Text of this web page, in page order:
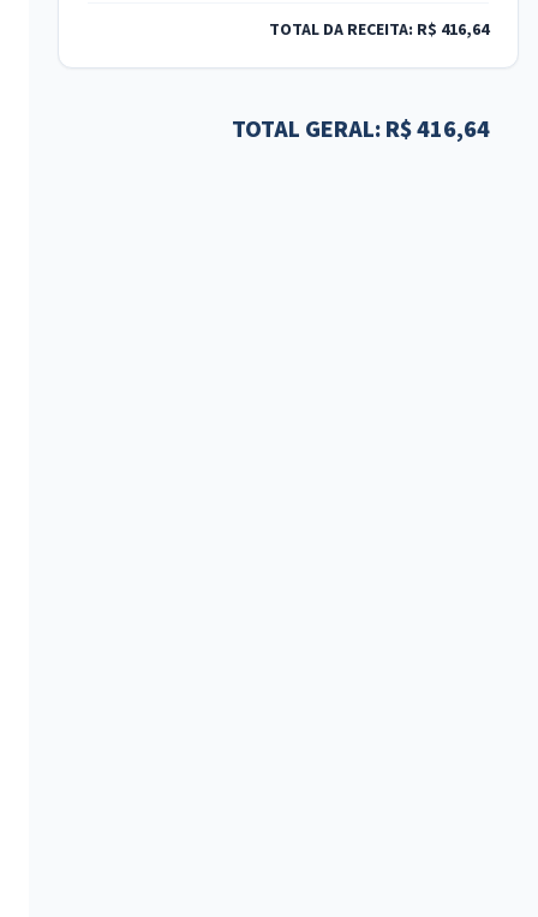
TOTAL DA RECEITA: R$ 416,64
TOTAL GERAL: R$ 416,64